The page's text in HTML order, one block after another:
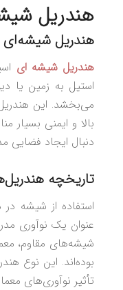
هندریل
هندریل
هندریل شیشه‌ ای
استیل به زمین یا
می‌بخشد. این
بالا و ایمنی
دنبال ایجاد
تاریخچه
استفاده از شیشه
عنوان یک نوآوری
شیشه‌های مقاوم،
بوده‌اند. این نوع
تأثیر نوآوری‌های